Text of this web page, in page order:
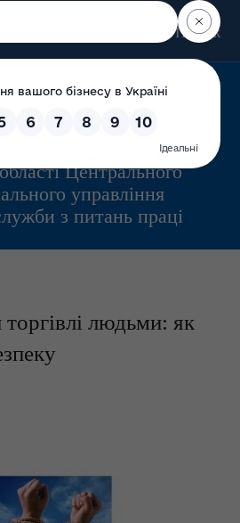
Пошук
діяльності у
Центрального
управління
з питань праці
людьми: як